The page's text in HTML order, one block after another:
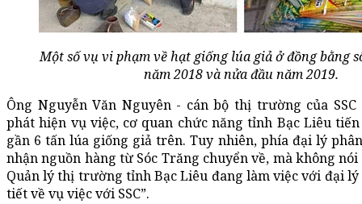
Một số vụ vi phạm về hạt giống lúa giả ở đồng bằng
năm 2018 và nửa đầu năm 2019.
Ông Nguyễn Văn Nguyên - cán bộ thị trường của SSC
phát hiện vụ việc, cơ quan chức năng tỉnh Bạc Liêu
gần 6 tấn lúa giống giả trên. Tuy nhiên, phía đại lý
nhận nguồn hàng từ Sóc Trăng chuyển về, mà không
Quản lý thị trường tỉnh Bạc Liêu đang làm việc với đại
tiết về vụ việc với SSC”.